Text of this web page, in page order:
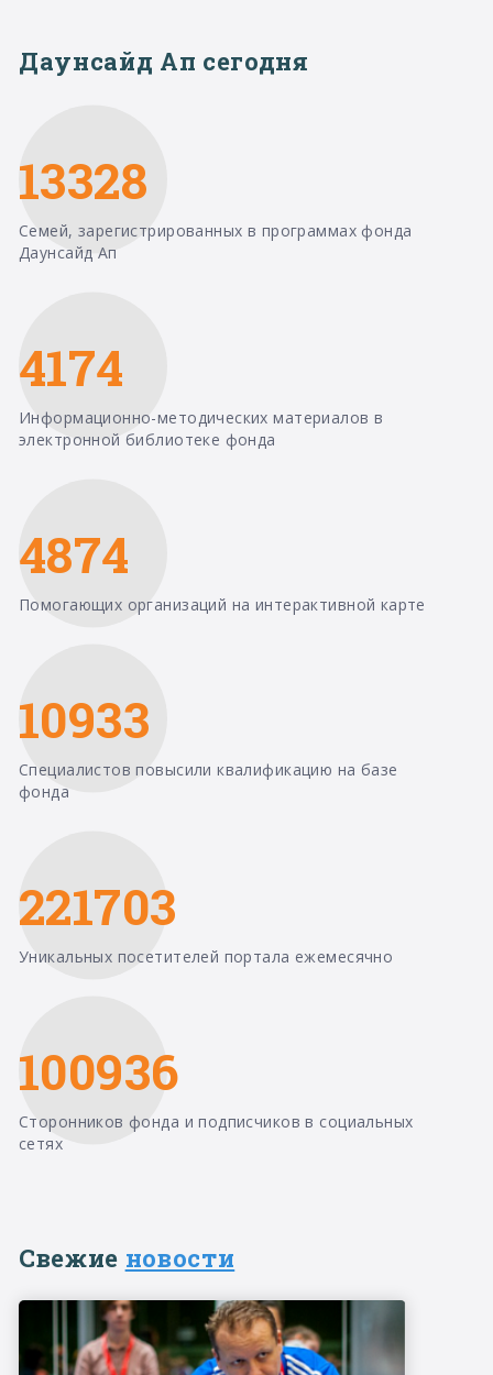
Даунсайд Ап сегодня
13328
Семей, зарегистрированных в программах фонда
Даунсайд Ап
4174
Информационно-методических материалов в
электронной библиотеке фонда
4874
Помогающих организаций на интерактивной карте
10933
Специалистов повысили квалификацию на базе
фонда
221703
Уникальных посетителей портала ежемесячно
100936
Сторонников фонда и подписчиков в социальных
сетях
Свежие новости